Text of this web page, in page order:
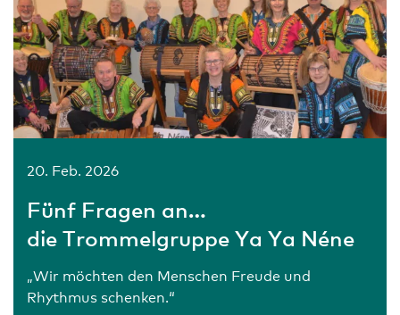
20. Feb. 2026
Fünf Fragen an…
die Trommelgruppe Ya Ya Néne
„Wir möchten den Menschen Freude und
Rhythmus schenken.“